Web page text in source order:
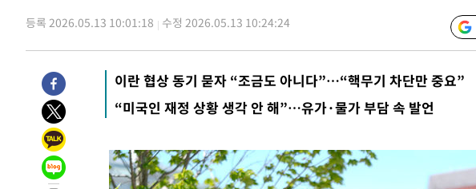
-30695초 전 >백운산서 80년근 천종산삼 9뿌리 발견…감정가 1.3억원
-28405초 전 >선재도서 해루질 나섰다 실종 60대, 닷새 만에 숨진 채 발견
-25939초 전 >
남자 농구, 나고야 아시안게임서 '홈팀' 일본과 한일전
-25315초 전 >
여수 오동도 해상서 모터보트 전복…1명 사망·1명 실종
-21542초 전 >
극한폭염 한풀 꺾이지만…'낮 최고 35도' 무더위, 열대야 계속[다음
주 날씨]
-18560초 전 >
-17077초 전 >
[속보]'압수수색·성접대 논란' 축구협회 "실망과 걱정 안겨드려 죄
등록 2026.05.13 10:01:18 수정 2026.05.13 10:24:24
이란 협상 동기 묻자 “조금도 아니다”…“핵무기 차단만 중요”
“미국인 재정 상황 생각 안 해”…유가·물가 부담 속 발언